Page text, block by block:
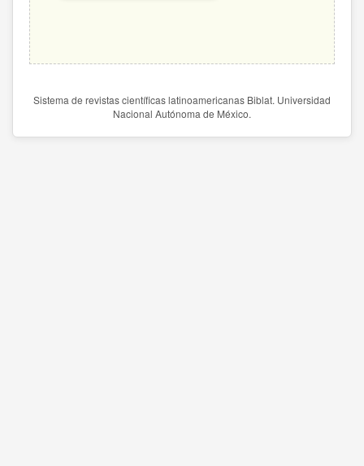
Sistema de revistas científicas latinoamericanas Biblat. Universidad
Nacional Autónoma de México.